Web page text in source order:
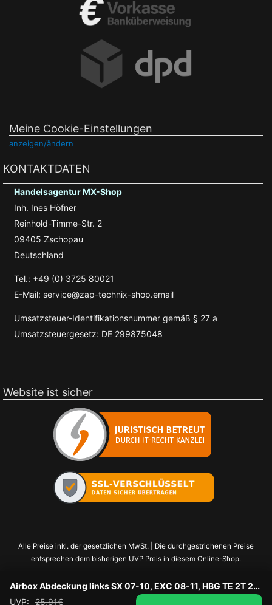
Meine Cookie-Einstellungen
anzeigen/ändern
KONTAKTDATEN
Handelsagentur MX-Shop
Inh. Ines Höfner
Reinhold-Timme-Str. 2
09405 Zschopau
Deutschland
Tel.: +49 (0) 3725 80021
E-Mail: service@zap-technix-shop.email
Umsatzsteuer-Identifikationsnummer gemäß § 27 a
Umsatzsteuergesetz: DE 299875048
Website ist sicher
Alle Preise inkl. der gesetzlichen MwSt. | Die durchgestrichenen Preise
entsprechen dem bisherigen UVP Preis in diesem Online-Shop.
Airbox Abdeckung links SX 07-10, EXC 08-11, HBG TE 2T 250-300 11- schwarz
UVP:
25,91€